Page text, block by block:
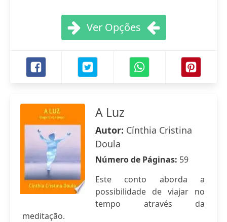
Ver Opções
A Luz
Autor: Cínthia Cristina
Doula
Número de Páginas: 59
Este conto aborda a
possibilidade de viajar no
tempo através da
meditação.